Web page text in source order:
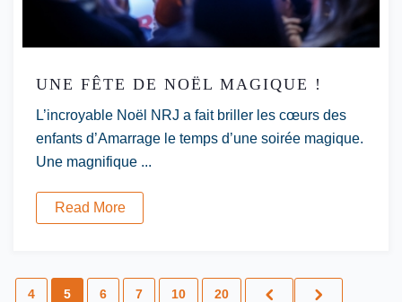
UNE FÊTE DE NOËL MAGIQUE !
L’incroyable Noël NRJ a fait briller les cœurs des
enfants d’Amarrage le temps d’une soirée magique.
Une magnifique ...
Read More
4 5 6 7 10 20